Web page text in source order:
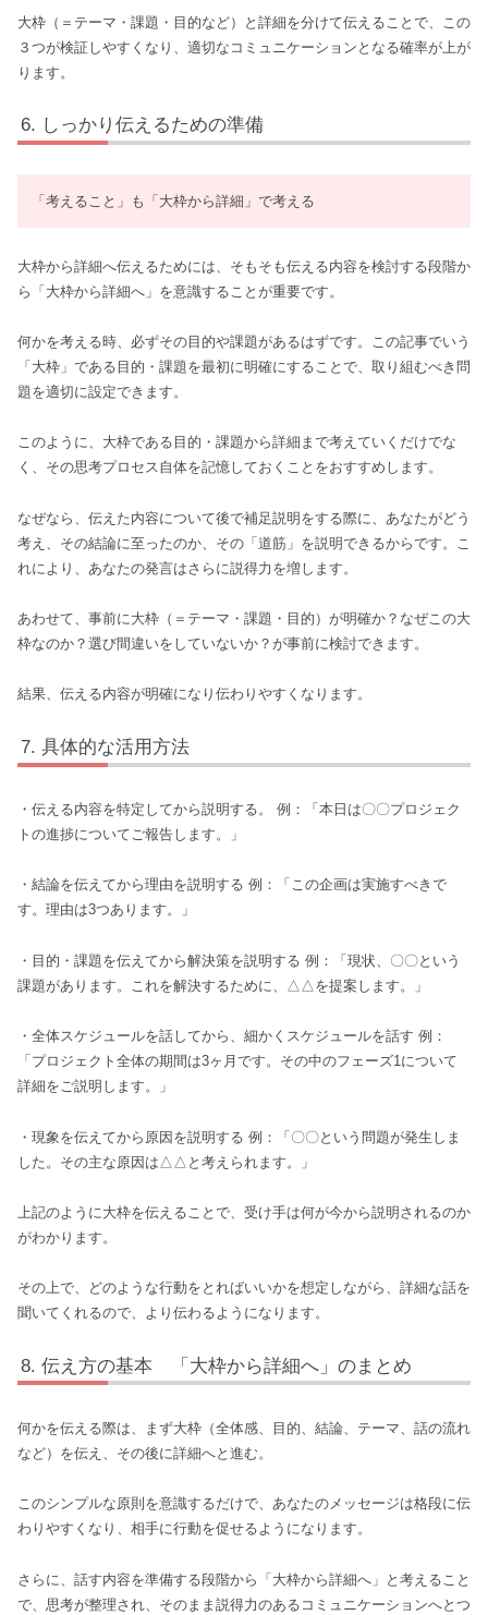
大枠（＝テーマ・課題・目的など）と詳細を分けて伝えることで、この
３つが検証しやすくなり、適切なコミュニケーションとなる確率が上が
ります。
しっかり伝えるための準備
「考えること」も「大枠から詳細」で考える
大枠から詳細へ伝えるためには、そもそも伝える内容を検討する段階か
ら「大枠から詳細へ」を意識することが重要です。
何かを考える時、必ずその目的や課題があるはずです。この記事でいう
「大枠」である目的・課題を最初に明確にすることで、取り組むべき問
題を適切に設定できます。
このように、大枠である目的・課題から詳細まで考えていくだけでな
く、その思考プロセス自体を記憶しておくことをおすすめします。
なぜなら、伝えた内容について後で補足説明をする際に、あなたがどう
考え、その結論に至ったのか、その「道筋」を説明できるからです。こ
れにより、あなたの発言はさらに説得力を増します。
あわせて、事前に大枠（＝テーマ・課題・目的）が明確か？なぜこの大
枠なのか？選び間違いをしていないか？が事前に検討できます。
結果、伝える内容が明確になり伝わりやすくなります。
具体的な活用方法
・伝える内容を特定してから説明する。 例：「本日は〇〇プロジェク
トの進捗についてご報告します。」
・結論を伝えてから理由を説明する 例：「この企画は実施すべきで
す。理由は3つあります。」
・目的・課題を伝えてから解決策を説明する 例：「現状、〇〇という
課題があります。これを解決するために、△△を提案します。」
・全体スケジュールを話してから、細かくスケジュールを話す 例：
「プロジェクト全体の期間は3ヶ月です。その中のフェーズ1について
詳細をご説明します。」
・現象を伝えてから原因を説明する 例：「〇〇という問題が発生しま
した。その主な原因は△△と考えられます。」
上記のように大枠を伝えることで、受け手は何が今から説明されるのか
がわかります。
その上で、どのような行動をとればいいかを想定しながら、詳細な話を
聞いてくれるので、より伝わるようになります。
伝え方の基本 「大枠から詳細へ」のまとめ
何かを伝える際は、まず大枠（全体感、目的、結論、テーマ、話の流れ
など）を伝え、その後に詳細へと進む。
このシンプルな原則を意識するだけで、あなたのメッセージは格段に伝
わりやすくなり、相手に行動を促せるようになります。
さらに、話す内容を準備する段階から「大枠から詳細へ」と考えること
で、思考が整理され、そのまま説得力のあるコミュニケーションへとつ